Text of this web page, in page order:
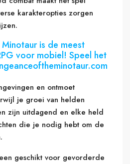
karakteropties zorgen
is de meest
voor mobiel! Speel het
en ontmoet
je groei van helden
zijn uitdagend en elke held
die je nodig hebt om de
geschikt voor gevorderde